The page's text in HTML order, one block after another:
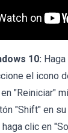
10:
el icono
"Reiniciar"
"Shift" en su
haga clic en